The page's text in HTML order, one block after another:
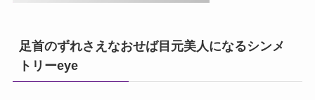
足首のずれさえなおせば目元美人になるシンメ
トリーeye